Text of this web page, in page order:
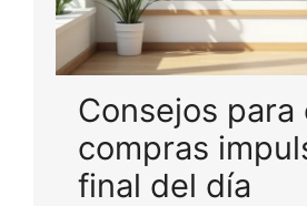
Consejos para
compras
final del día